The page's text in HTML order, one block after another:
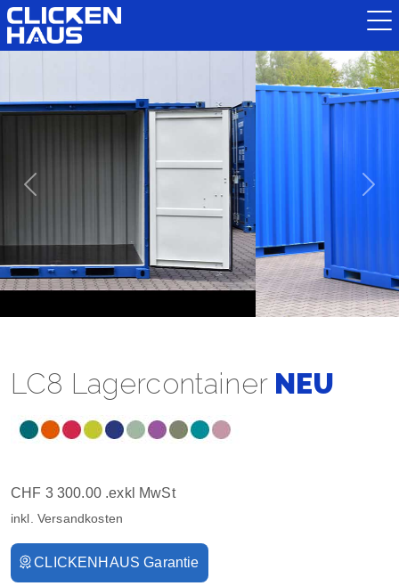
Previous Next
LC8 LagercontainerNEU
CHF 3 300.00 .exkl MwSt
inkl. Versandkosten
CLICKENHAUS Garantie